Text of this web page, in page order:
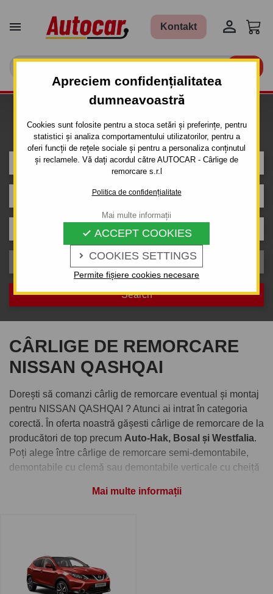
Apreciem confidențialitatea
dumneavoastră
Cookies sunt folosite pentru a stoca setări și preferințe, pentru
statistici și analiza comportamentului utilizatorilor, pentru a
oferi funcții de rețele sociale și pentru a personaliza conținutul
și reclamele. Vă dați acordul către AUTOCAR - Cârlige de
remorcare s.r.l
Politica de confidențialitate
 COOKIES SETTINGS
 ACCEPT COOKIES
Permite fișiere cookies necesare
Mai multe informații
 Kontakt 
mașina
NISSAN
An de producție
CÂRLIGE DE REMORCARE
NISSAN QASHQAI
Dorești să comanzi cârlig de remorcare eventual și montaj
pentru NISSAN QASHQAI ? Atunci ai intrat în categoria
corectă. În oferta noastră gășesti cârlige de remorcare de la
producători de top precum Auto-Hak, Bosal și Westfalia.
Poți alege între cârlige de remorcare semi-demontabile,
demontabile cu clemă sau demontabile verticale cu cheiță
www.carlig.ro
de încredere pentru NISSAN QASHQAI . Toate cârligele de
remorcare au un tratament special de suprafață
Mai multe informații